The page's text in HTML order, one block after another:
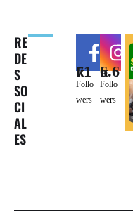
RE
DE
S
SO
CI
AL
ES
71k
Follo
wers
6.6k
Follo
wers